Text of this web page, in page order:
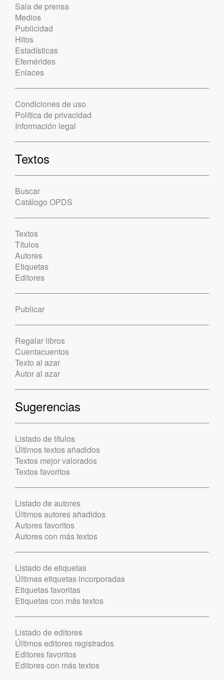
Sala de prensa
Medios
Publicidad
Hitos
Estadísticas
Efemérides
Enlaces
Condiciones de uso
Política de privacidad
Información legal
Textos
Buscar
Catálogo OPDS
Textos
Títulos
Autores
Etiquetas
Editores
Publicar
Regalar libros
Cuentacuentos
Texto al azar
Autor al azar
Sugerencias
Listado de títulos
Últimos textos añadidos
Textos mejor valorados
Textos favoritos
Listado de autores
Últimos autores añadidos
Autores favoritos
Autores con más textos
Listado de etiquetas
Últimas etiquetas incorporadas
Etiquetas favoritas
Etiquetas con más textos
Listado de editores
Últimos editores registrados
Editores favoritos
Editores con más textos